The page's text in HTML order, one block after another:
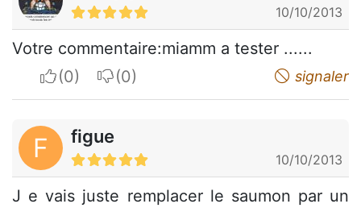
10/10/2013
Votre commentaire:miamm a tester ......
I apreciateI do not appreciate signaler
F figue
10/10/2013
J e vais juste remplacer le saumon par un